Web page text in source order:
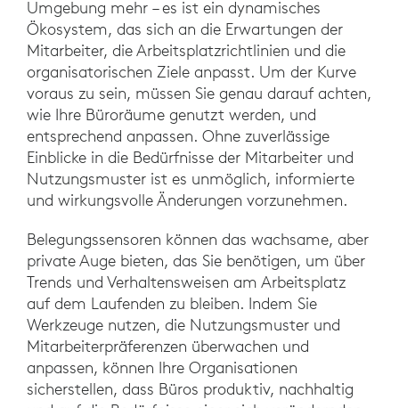
Umgebung mehr – es ist ein dynamisches
Ökosystem, das sich an die Erwartungen der
Mitarbeiter, die Arbeitsplatzrichtlinien und die
organisatorischen Ziele anpasst. Um der Kurve
voraus zu sein, müssen Sie genau darauf achten,
wie Ihre Büroräume genutzt werden, und
entsprechend anpassen. Ohne zuverlässige
Einblicke in die Bedürfnisse der Mitarbeiter und
Nutzungsmuster ist es unmöglich, informierte
und wirkungsvolle Änderungen vorzunehmen.
Belegungssensoren können das wachsame, aber
private Auge bieten, das Sie benötigen, um über
Trends und Verhaltensweisen am Arbeitsplatz
auf dem Laufenden zu bleiben. Indem Sie
Werkzeuge nutzen, die Nutzungsmuster und
Mitarbeiterpräferenzen überwachen und
anpassen, können Ihre Organisationen
sicherstellen, dass Büros produktiv, nachhaltig